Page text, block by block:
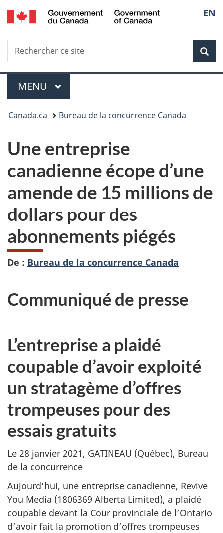
Passer
au
Passer
à
du
Passer
à
simplifiée
de
la
EN
Recherche
Rechercher
ce
Menu
MENU PRINCIPAL
Vous
ici :
Canada.ca Bureau de la concurrence Canada
Une entreprise
canadienne écope d’une
amende de 15 millions de
dollars pour des
abonnements piégés
De : Bureau de la concurrence Canada
Communiqué de presse
L’entreprise a plaidé
coupable d’avoir exploité
un stratagème d’offres
trompeuses pour des
essais gratuits
Le 28 janvier 2021, GATINEAU (Québec), Bureau
de la concurrence
Aujourd’hui, une entreprise canadienne, Revive
You Media (1806369 Alberta Limited), a plaidé
coupable devant la Cour provinciale de l’Ontario
d’avoir fait la promotion d’offres trompeuses